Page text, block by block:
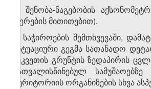
კ) შენობა-ნაგებობის
ფერების მითითებით).
2. საჭიროების შემთხვევაში,
სიტუაციური გეგმა სათანადო
ნაკვეთის გრუნტის ზედაპირის
გათვალისწინებულ
ტერიტორიის ორგანიზების სხვა